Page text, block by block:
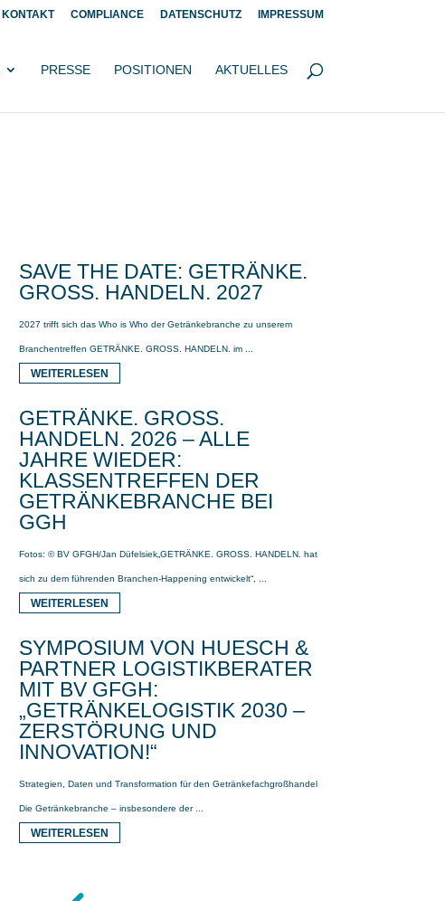
KONTAKT COMPLIANCE DATENSCHUTZ IMPRESSUM
PRESSE POSITIONEN AKTUELLES
SAVE THE DATE: GETRÄNKE.
GROSS. HANDELN. 2027
2027 trifft sich das Who is Who der Getränkebranche zu unserem
Branchentreffen GETRÄNKE. GROSS. HANDELN. im ...
WEITERLESEN
GETRÄNKE. GROSS.
HANDELN. 2026 – ALLE
JAHRE WIEDER:
KLASSENTREFFEN DER
GETRÄNKEBRANCHE BEI
GGH
Fotos: © BV GFGH/Jan Düfelsiek„GETRÄNKE. GROSS. HANDELN. hat
sich zu dem führenden Branchen-Happening entwickelt“, ...
WEITERLESEN
SYMPOSIUM VON HUESCH &
PARTNER LOGISTIKBERATER
MIT BV GFGH:
„GETRÄNKELOGISTIK 2030 –
ZERSTÖRUNG UND
INNOVATION!“
Strategien, Daten und Transformation für den Getränkefachgroßhandel
Die Getränkebranche – insbesondere der ...
WEITERLESEN